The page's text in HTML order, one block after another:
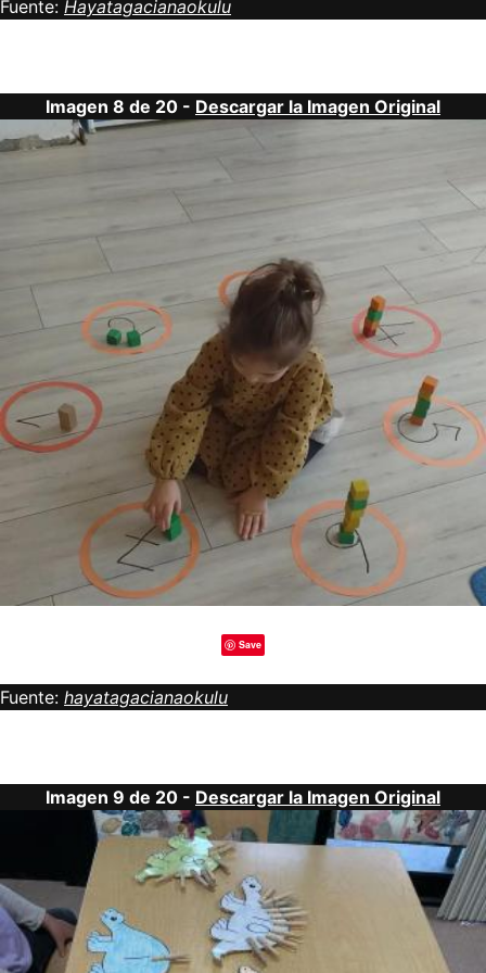
Fuente: Hayatagacianaokulu
Imagen 8 de 20 - Descargar la Imagen Original
Save
Fuente: hayatagacianaokulu
Imagen 9 de 20 - Descargar la Imagen Original